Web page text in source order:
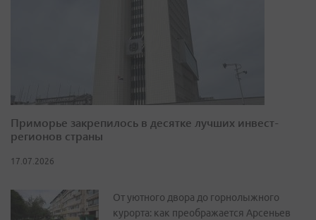
Приморье закрепилось в десятке лучших инвест-
регионов страны
17.07.2026
От уютного двора до горнолыжного
курорта: как преображается Арсеньев